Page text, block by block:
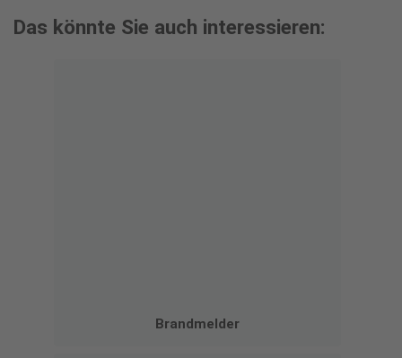
Das könnte Sie auch interessieren:
Brandmelder